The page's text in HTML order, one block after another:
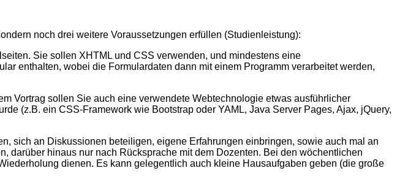
noch drei weitere Voraussetzungen erfüllen (Studienleistung):
Sie sollen XHTML und CSS verwenden, und mindestens eine
enthalten, wobei die Formulardaten dann mit einem Programm verarbeitet werden,
Vortrag sollen Sie auch eine verwendete Webtechnologie etwas ausführlicher
(z.B. ein CSS-Framework wie Bootstrap oder YAML, Java Server Pages, Ajax, jQuery,
sich an Diskussionen beteiligen, eigene Erfahrungen einbringen, sowie auch mal an
darüber hinaus nur nach Rücksprache mit dem Dozenten. Bei den wöchentlichen
dienen. Es kann gelegentlich auch kleine Hausaufgaben geben (die große